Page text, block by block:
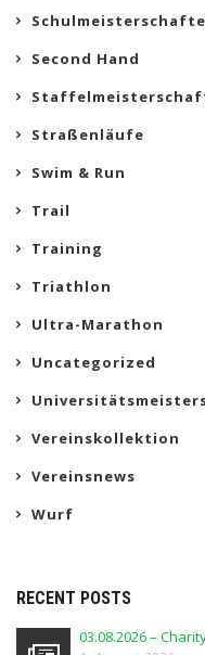
Second Hand
Straßenläufe
Swim & Run
Trail
Training
Triathlon
Ultra-Marathon
Uncategorized
Vereinskollektion
Vereinsnews
Wurf
RECENT POSTS
03.08.2026 –